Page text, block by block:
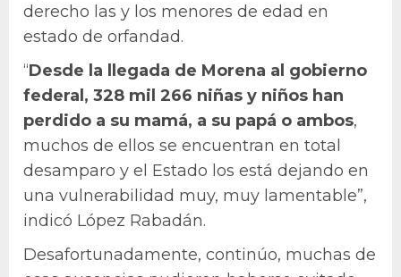
derecho las y los menores de edad en
estado de orfandad.
“Desde la llegada de Morena al gobierno
federal, 328 mil 266 niñas y niños han
perdido a su mamá, a su papá o ambos,
muchos de ellos se encuentran en total
desamparo y el Estado los está dejando en
una vulnerabilidad muy, muy lamentable”,
indicó López Rabadán.
Desafortunadamente, continúo, muchas de